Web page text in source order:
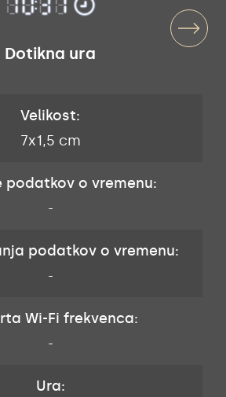
Dotikna ura
Velikost:
7x1,5 cm
podatkov o vremenu:
-
podatkov o vremenu:
-
Wi-Fi frekvenca:
-
Ura: